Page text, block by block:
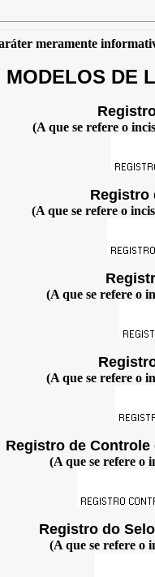
meramente
MODELOS DE
(A que se refere o
Registro
(A que se refere o
(A que se refere o
(A que se refere o
Registro de Controle
(A que se refere o
Registro do
(A que se refere o